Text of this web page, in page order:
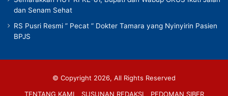
dan Senam Sehat
RS Pusri Resmi ” Pecat ” Dokter Tamara yang Nyinyirin Pasien
BPJS
© Copyright 2026, All Rights Reserved
TENTANG KAMI
SUSUNAN REDAKSI PEDOMAN SIBER